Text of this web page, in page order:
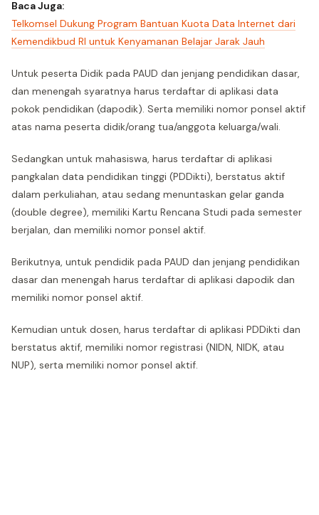
Baca Juga:
Telkomsel Dukung Program Bantuan Kuota Data Internet dari
Kemendikbud RI untuk Kenyamanan Belajar Jarak Jauh
Untuk peserta Didik pada PAUD dan jenjang pendidikan dasar,
dan menengah syaratnya harus terdaftar di aplikasi data
pokok pendidikan (dapodik). Serta memiliki nomor ponsel aktif
atas nama peserta didik/orang tua/anggota keluarga/wali.
Sedangkan untuk mahasiswa, harus terdaftar di aplikasi
pangkalan data pendidikan tinggi (PDDikti), berstatus aktif
dalam perkuliahan, atau sedang menuntaskan gelar ganda
(double degree), memiliki Kartu Rencana Studi pada semester
berjalan, dan memiliki nomor ponsel aktif.
Berikutnya, untuk pendidik pada PAUD dan jenjang pendidikan
dasar dan menengah harus terdaftar di aplikasi dapodik dan
memiliki nomor ponsel aktif.
Kemudian untuk dosen, harus terdaftar di aplikasi PDDikti dan
berstatus aktif, memiliki nomor registrasi (NIDN, NIDK, atau
NUP), serta memiliki nomor ponsel aktif.